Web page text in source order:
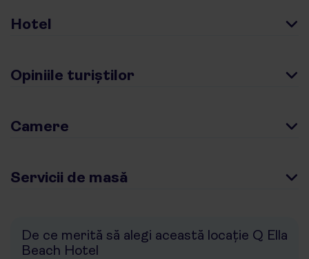
Hotel
Opiniile turiștilor
Camere
Servicii de masă
De ce merită să alegi această locație Q Ella
Beach Hotel